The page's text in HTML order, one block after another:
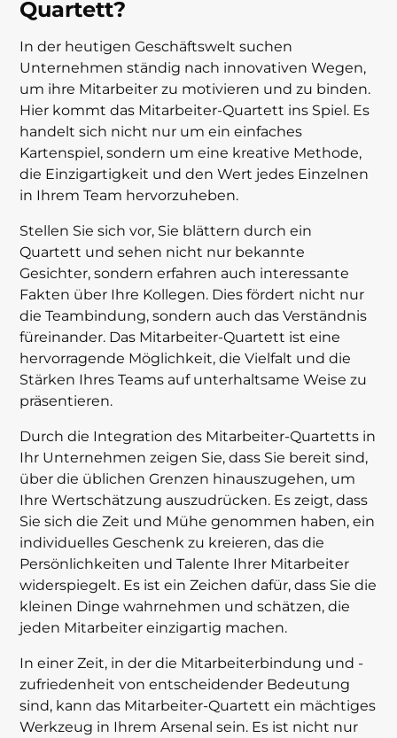
Quartett?
In der heutigen Geschäftswelt suchen
Unternehmen ständig nach innovativen Wegen,
um ihre Mitarbeiter zu motivieren und zu binden.
Hier kommt das Mitarbeiter-Quartett ins Spiel. Es
handelt sich nicht nur um ein einfaches
Kartenspiel, sondern um eine kreative Methode,
die Einzigartigkeit und den Wert jedes Einzelnen
in Ihrem Team hervorzuheben.
Stellen Sie sich vor, Sie blättern durch ein
Quartett und sehen nicht nur bekannte
Gesichter, sondern erfahren auch interessante
Fakten über Ihre Kollegen. Dies fördert nicht nur
die Teambindung, sondern auch das Verständnis
füreinander. Das Mitarbeiter-Quartett ist eine
hervorragende Möglichkeit, die Vielfalt und die
Stärken Ihres Teams auf unterhaltsame Weise zu
präsentieren.
Durch die Integration des Mitarbeiter-Quartetts in
Ihr Unternehmen zeigen Sie, dass Sie bereit sind,
über die üblichen Grenzen hinauszugehen, um
Ihre Wertschätzung auszudrücken. Es zeigt, dass
Sie sich die Zeit und Mühe genommen haben, ein
individuelles Geschenk zu kreieren, das die
Persönlichkeiten und Talente Ihrer Mitarbeiter
widerspiegelt. Es ist ein Zeichen dafür, dass Sie die
kleinen Dinge wahrnehmen und schätzen, die
jeden Mitarbeiter einzigartig machen.
In einer Zeit, in der die Mitarbeiterbindung und -
zufriedenheit von entscheidender Bedeutung
sind, kann das Mitarbeiter-Quartett ein mächtiges
Werkzeug in Ihrem Arsenal sein. Es ist nicht nur